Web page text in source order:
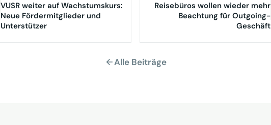
VUSR weiter auf Wachstumskurs:
Neue Fördermitglieder und
Unterstützer
Reisebüros wollen wieder mehr
Beachtung für Outgoing-
Geschäft
Alle Beiträge